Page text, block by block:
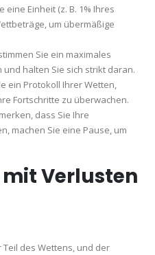
eine Einheit (z. B. 1% Ihres
um übermäßige
Sie ein maximales
halten Sie sich strikt daran.
ein Protokoll Ihrer Wetten,
Fortschritte zu überwachen.
dass Sie Ihre
machen Sie eine Pause, um
mit Verlusten
des Wettens, und der